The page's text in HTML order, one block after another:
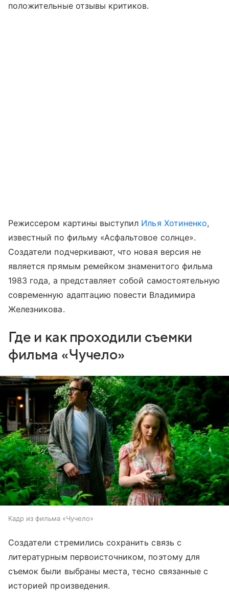
положительные отзывы критиков.
Режиссером картины выступил Илья Хотиненко,
известный по фильму «Асфальтовое солнце».
Создатели подчеркивают, что новая версия не
является прямым ремейком знаменитого фильма
1983 года, а представляет собой самостоятельную
современную адаптацию повести Владимира
Железникова.
Где и как проходили съемки
фильма «Чучело»
Кадр из фильма «Чучело»
Создатели стремились сохранить связь с
литературным первоисточником, поэтому для
съемок были выбраны места, тесно связанные с
историей произведения.